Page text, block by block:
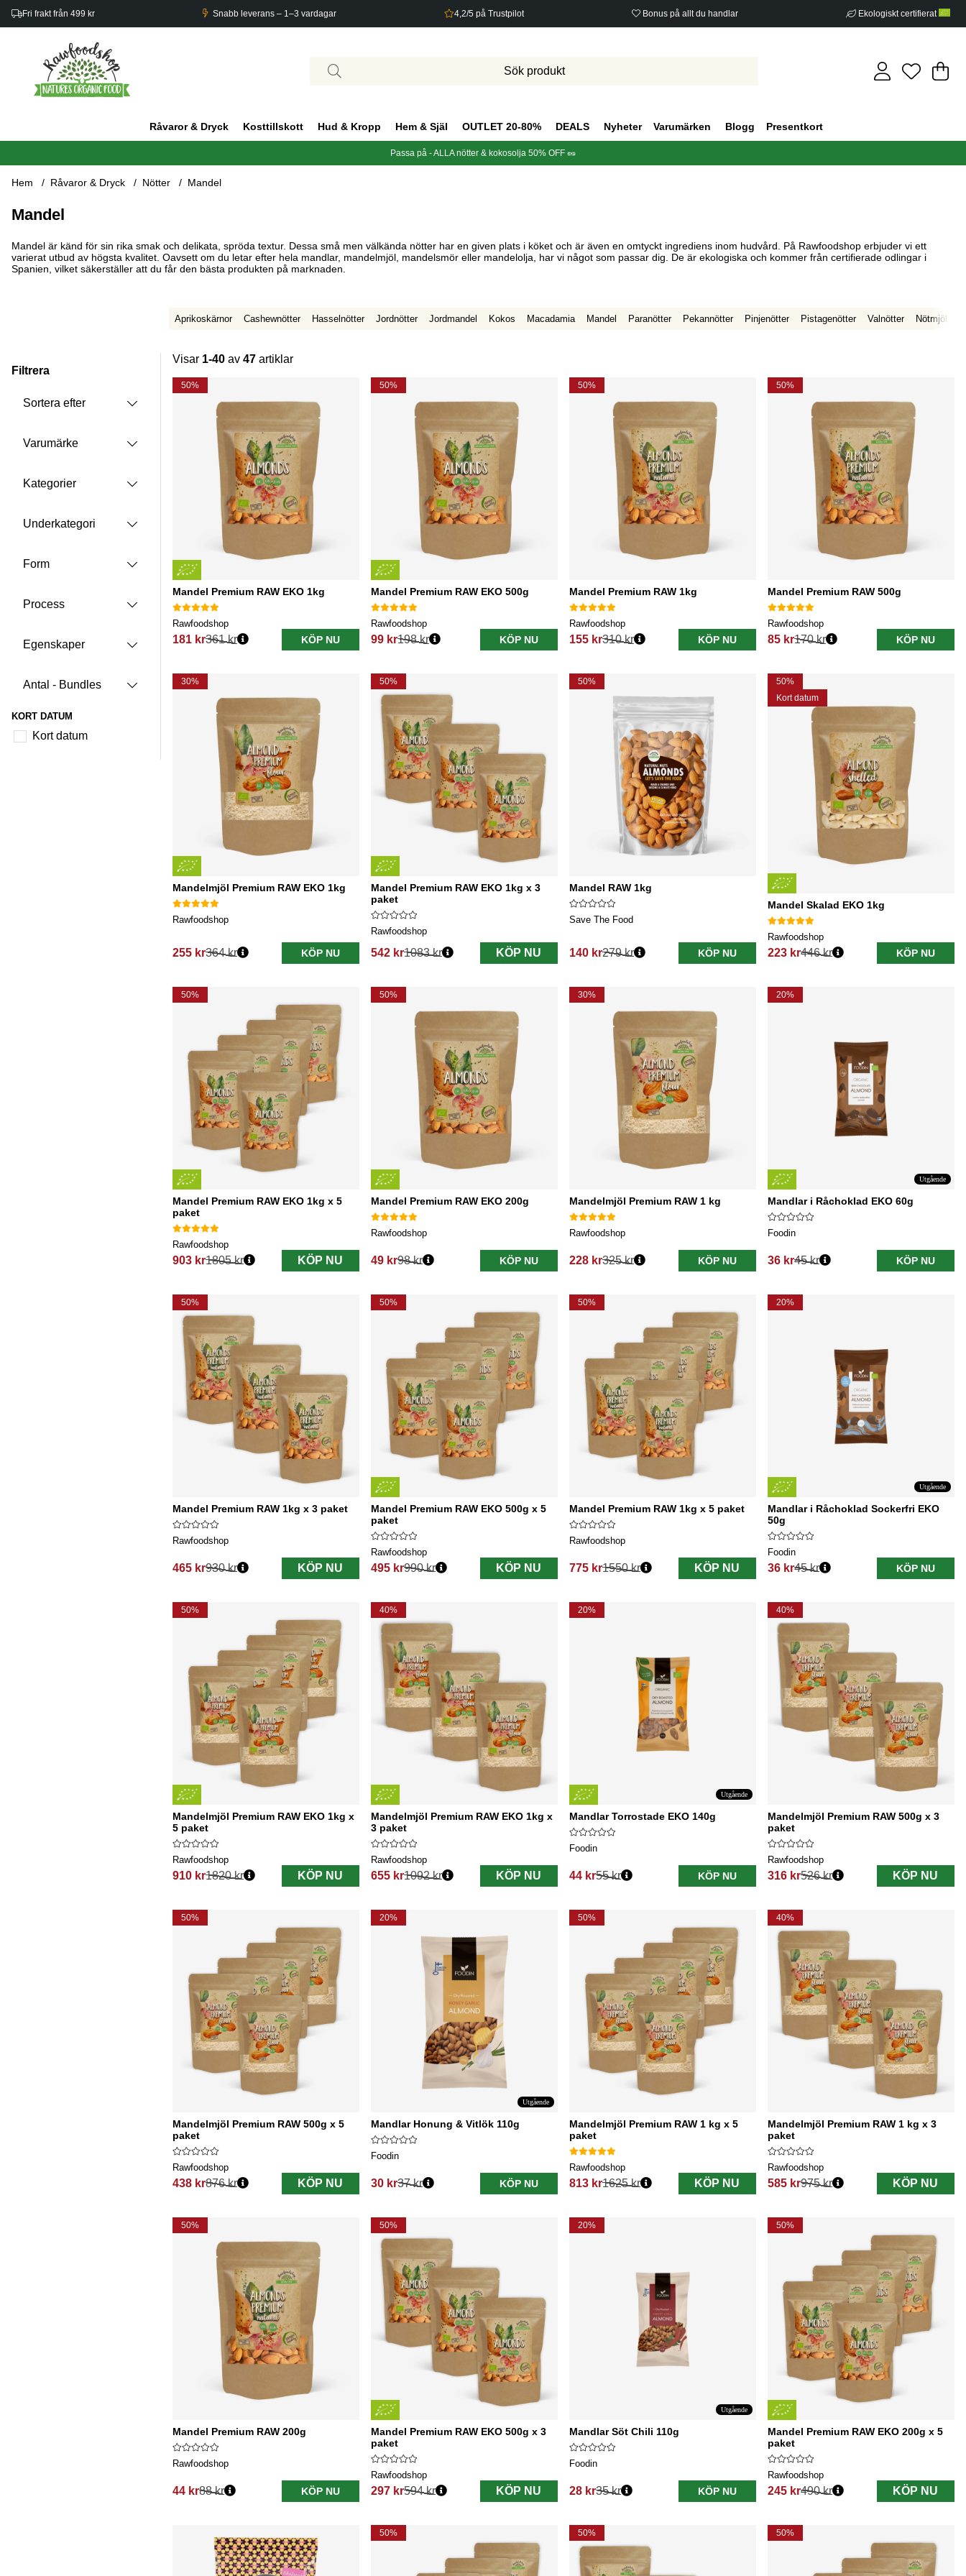
Fri frakt från 499 kr Snabb leverans – 1–3 vardagar 4,2/5 på Trustpilot Bonus på allt du handlar Ekologiskt certifierat
.
Råvaror & Dryck Kosttillskott Hud & Kropp Hem & Själ OUTLET 20-80% DEALS Nyheter Varumärken Blogg Presentkort
Passa på - ALLA nötter & kokosolja 50% OFF 🥜
Hem Råvaror & Dryck Nötter Mandel
Mandel
Mandel är känd för sin rika smak och delikata, spröda textur. Dessa små men välkända nötter har en given plats i köket och är även en omtyckt ingrediens inom hudvård. På Rawfoodshop erbjuder vi ett
varierat utbud av högsta kvalitet. Oavsett om du letar efter hela mandlar, mandelmjöl, mandelsmör eller mandelolja, har vi något som passar dig. De är ekologiska och kommer från certifierade odlingar i
Spanien, vilket säkerställer att du får den bästa produkten på marknaden.
Aprikoskärnor Cashewnötter Hasselnötter Jordnötter Jordmandel Kokos Macadamia Mandel Paranötter Pekannötter Pinjenötter Pistagenötter Valnötter Nötmjöl
Filtrera
Sortera efter
Varumärke
Kategorier
Underkategori
Form
Process
Egenskaper
Antal - Bundles
KORT DATUM
Kort datum
Visar 1-40 av 47 artiklar
Produkter
50%
Mandel Premium RAW EKO 1kg
Rawfoodshop
181 kr
Ordinarie pris:
361 kr KÖP NU
50%
Mandel Premium RAW EKO 500g
Rawfoodshop
99 kr
Ordinarie pris:
198 kr KÖP NU
50%
Mandel Premium RAW 1kg
Rawfoodshop
155 kr
Ordinarie pris:
310 kr KÖP NU
50%
Mandel Premium RAW 500g
Rawfoodshop
85 kr
Ordinarie pris:
170 kr KÖP NU
30%
Mandelmjöl Premium RAW EKO 1kg
Rawfoodshop
255 kr
Ordinarie pris:
364 kr KÖP NU
50%
Mandel Premium RAW EKO 1kg x 3
paket
Rawfoodshop
542 kr
Ordinarie pris:
1083 kr KÖP NU
50%
Mandel RAW 1kg
Save The Food
140 kr
Ordinarie pris:
279 kr KÖP NU
50%
Kort datum
Mandel Skalad EKO 1kg
Rawfoodshop
223 kr
Ordinarie pris:
446 kr KÖP NU
50%
Mandel Premium RAW EKO 1kg x 5
paket
Rawfoodshop
903 kr
Ordinarie pris:
1805 kr KÖP NU
50%
Mandel Premium RAW EKO 200g
Rawfoodshop
49 kr
Ordinarie pris:
98 kr KÖP NU
30%
Mandelmjöl Premium RAW 1 kg
Rawfoodshop
228 kr
Ordinarie pris:
325 kr KÖP NU
20%
Utgående
Mandlar i Råchoklad EKO 60g
Foodin
36 kr
Ordinarie pris:
45 kr KÖP NU
50%
Mandel Premium RAW 1kg x 3 paket
Rawfoodshop
465 kr
Ordinarie pris:
930 kr KÖP NU
50%
Mandel Premium RAW EKO 500g x 5
paket
Rawfoodshop
495 kr
Ordinarie pris:
990 kr KÖP NU
50%
Mandel Premium RAW 1kg x 5 paket
Rawfoodshop
775 kr
Ordinarie pris:
1550 kr KÖP NU
20%
Utgående
Mandlar i Råchoklad Sockerfri EKO
50g
Foodin
36 kr
Ordinarie pris:
45 kr KÖP NU
50%
Mandelmjöl Premium RAW EKO 1kg x
5 paket
Rawfoodshop
910 kr
Ordinarie pris:
1820 kr KÖP NU
40%
Mandelmjöl Premium RAW EKO 1kg x
3 paket
Rawfoodshop
655 kr
Ordinarie pris:
1092 kr KÖP NU
20%
Utgående
Mandlar Torrostade EKO 140g
Foodin
44 kr
Ordinarie pris:
55 kr KÖP NU
40%
Mandelmjöl Premium RAW 500g x 3
paket
Rawfoodshop
316 kr
Ordinarie pris:
526 kr KÖP NU
50%
Mandelmjöl Premium RAW 500g x 5
paket
Rawfoodshop
438 kr
Ordinarie pris:
876 kr KÖP NU
20%
Utgående
Mandlar Honung & Vitlök 110g
Foodin
30 kr
Ordinarie pris:
37 kr KÖP NU
50%
Mandelmjöl Premium RAW 1 kg x 5
paket
Rawfoodshop
813 kr
Ordinarie pris:
1625 kr KÖP NU
40%
Mandelmjöl Premium RAW 1 kg x 3
paket
Rawfoodshop
585 kr
Ordinarie pris:
975 kr KÖP NU
50%
Mandel Premium RAW 200g
Rawfoodshop
44 kr
Ordinarie pris:
88 kr KÖP NU
50%
Mandel Premium RAW EKO 500g x 3
paket
Rawfoodshop
297 kr
Ordinarie pris:
594 kr KÖP NU
20%
Utgående
Mandlar Söt Chili 110g
Foodin
28 kr
Ordinarie pris:
35 kr KÖP NU
50%
Mandel Premium RAW EKO 200g x 5
paket
Rawfoodshop
245 kr
Ordinarie pris:
490 kr KÖP NU
50% 50% 50%